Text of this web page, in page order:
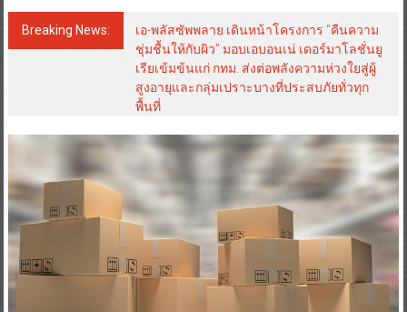
Breaking News:
เอ-พลัสซัพพลาย เดินหน้าโครงการ “คืนความ
ชุ่มชื้นให้กับผิว” มอบเอบอนเน่ เดอร์มาโลชั่นยู
เรียเข้มข้นแก่ กทม. ส่งต่อพลังความห่วงใยสู่ผู้
สูงอายุและกลุ่มเปราะบางที่ประสบภัยทั่วทุก
พื้นที่